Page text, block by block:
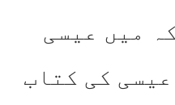
میں عیسی
کی کتاب